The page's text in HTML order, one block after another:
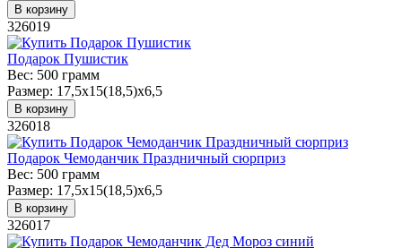
В корзину
326019
Подарок Пушистик
Вес: 500 грамм
Размер: 17,5х15(18,5)х6,5
В корзину
326018
Подарок Чемоданчик Праздничный сюрприз
Вес: 500 грамм
Размер: 17,5х15(18,5)х6,5
В корзину
326017